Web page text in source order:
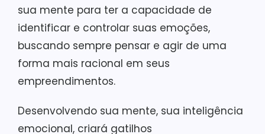
sua mente para ter a capacidade de
identificar e controlar suas emoções,
buscando sempre pensar e agir de uma
forma mais racional em seus
empreendimentos.
Desenvolvendo sua mente, sua inteligência
emocional, criará gatilhos